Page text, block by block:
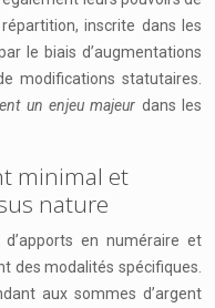
inscrite dans les
le biais d’augmentations
modifications statutaires.
un enjeu majeur dans les
minimal et
nature
en numéraire et
des modalités spécifiques.
aux sommes d’argent